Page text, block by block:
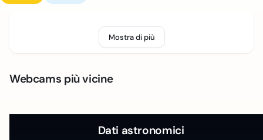
Mostra di più
Webcams più vicine
Dati astronomici